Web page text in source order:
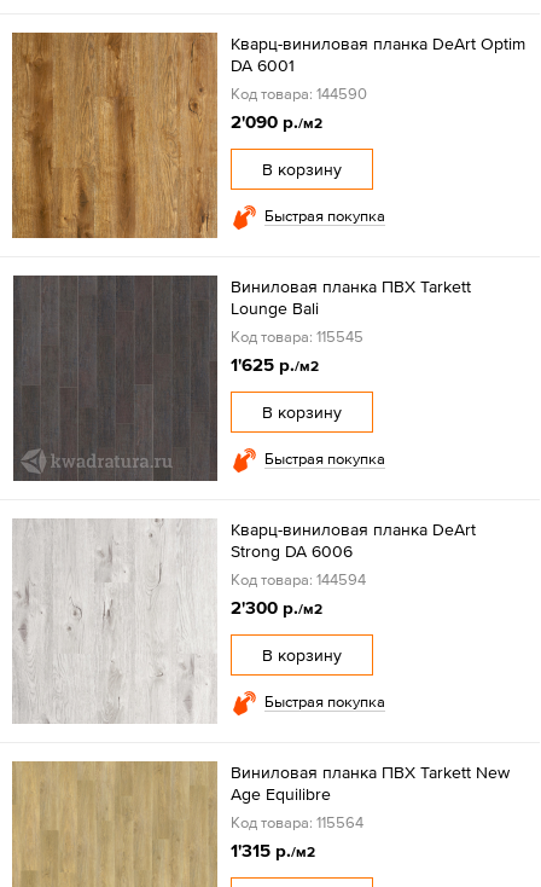
Кварц-виниловая планка DeArt Optim
DA 6001
Код товара: 144590
2'090 р./м2
В корзину
Быстрая покупка
Виниловая планка ПВХ Tarkett
Lounge Bali
Код товара: 115545
1'625 р./м2
В корзину
Быстрая покупка
Кварц-виниловая планка DeArt
Strong DA 6006
Код товара: 144594
2'300 р./м2
В корзину
Быстрая покупка
Виниловая планка ПВХ Tarkett New
Age Equilibre
Код товара: 115564
1'315 р./м2